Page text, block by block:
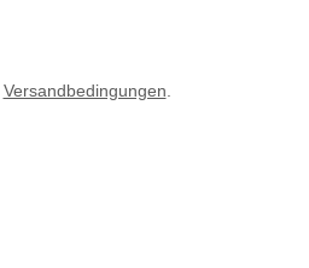
Versandbedingungen.